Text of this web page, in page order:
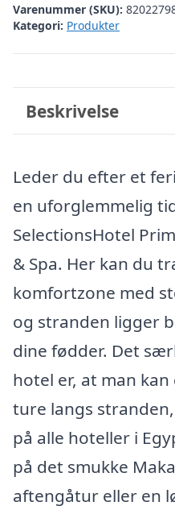
Varenummer (SKU):
Kategori: Produkter
Beskrivelse
Leder du efter et
en uforglemmelig
SelectionsHotel
& Spa. Her kan du
komfortzone med
og stranden ligger
dine fødder. Det
hotel er, at man
ture langs
på alle hoteller i
på det smukke
aftengåtur eller en